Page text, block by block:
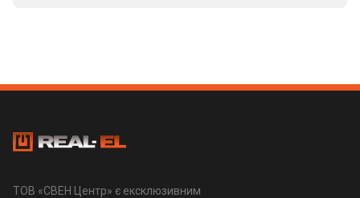
ТОВ «СВЕН Центр» є ексклюзивним